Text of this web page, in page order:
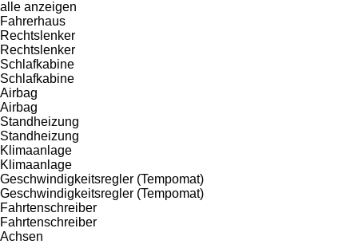
alle anzeigen
Fahrerhaus
Rechtslenker
Rechtslenker
Schlafkabine
Schlafkabine
Airbag
Airbag
Standheizung
Standheizung
Klimaanlage
Klimaanlage
Geschwindigkeitsregler (Tempomat)
Geschwindigkeitsregler (Tempomat)
Fahrtenschreiber
Fahrtenschreiber
Achsen